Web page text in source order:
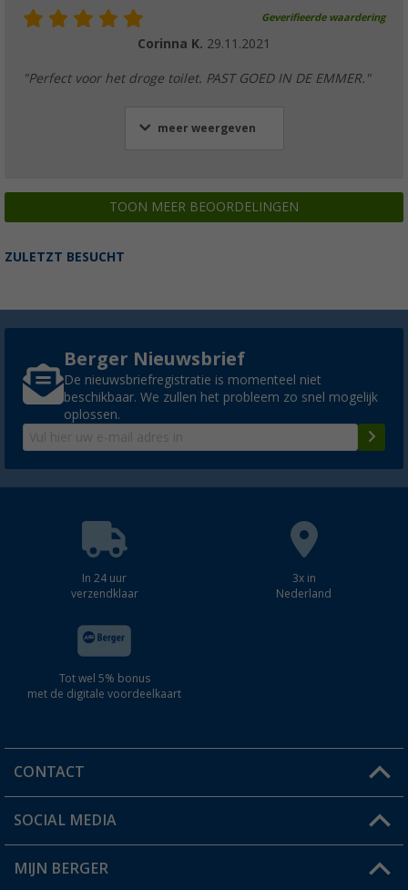
Geverifieerde waardering
Corinna K. 29.11.2021
"Perfect voor het droge toilet. PAST GOED IN DE EMMER."
meer weergeven
TOON MEER BEOORDELINGEN
ZULETZT BESUCHT
Berger Nieuwsbrief
De nieuwsbriefregistratie is momenteel niet
beschikbaar. We zullen het probleem zo snel mogelijk
oplossen.
In 24 uur
verzendklaar
3x in
Nederland
Tot wel 5% bonus
met de digitale voordeelkaart
CONTACT
Een vraag?
Winkel vinden
SOCIAL MEDIA
MIJN BERGER